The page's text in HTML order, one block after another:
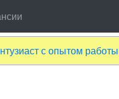
с опытом